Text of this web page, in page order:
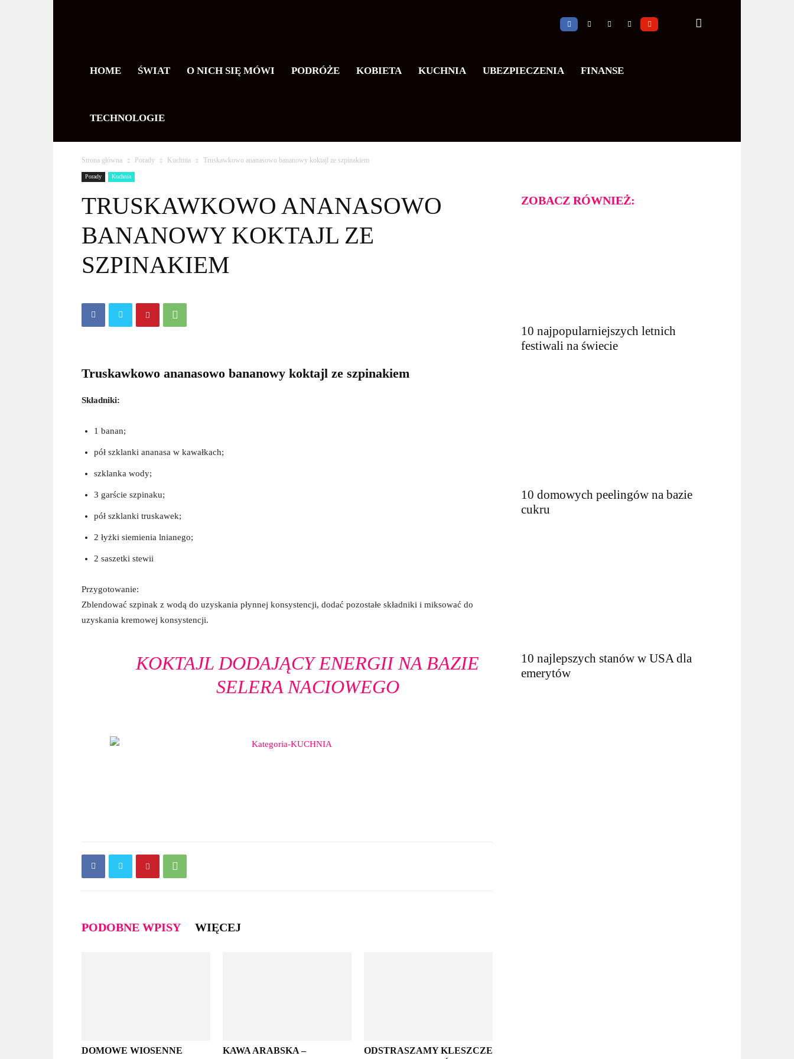
polsku
HOME ŚWIAT O NICH SIĘ MÓWI PODRÓŻE KOBIETA KUCHNIA UBEZPIECZENIA FINANSE
TECHNOLOGIE
Strona główna Porady Kuchnia Truskawkowo ananasowo bananowy koktajl ze szpinakiem
Porady Kuchnia
TRUSKAWKOWO ANANASOWO
BANANOWY KOKTAJL ZE
SZPINAKIEM
Truskawkowo ananasowo bananowy koktajl ze szpinakiem
Składniki:
1 banan;
pół szklanki ananasa w kawałkach;
szklanka wody;
3 garście szpinaku;
pół szklanki truskawek;
2 łyżki siemienia lnianego;
2 saszetki stewii
Przygotowanie:
Zblendować szpinak z wodą do uzyskania płynnej konsystencji, dodać pozostałe składniki i miksować do
uzyskania kremowej konsystencji.
KOKTAJL DODAJĄCY ENERGII NA BAZIE
SELERA NACIOWEGO
PODOBNE WPISY WIĘCEJ
DOMOWE WIOSENNE
KAWA ARABSKA –
ODSTRASZAMY KLESZCZE
ZOBACZ RÓWNIEŻ:
10 najpopularniejszych letnich
festiwali na świecie
10 domowych peelingów na bazie
cukru
10 najlepszych stanów w USA dla
emerytów